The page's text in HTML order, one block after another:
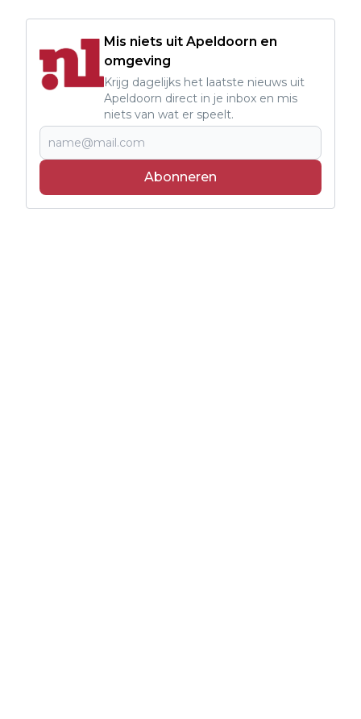
Mis niets uit Apeldoorn en
omgeving
Krijg dagelijks het laatste nieuws uit
Apeldoorn direct in je inbox en mis
niets van wat er speelt.
Abonneren